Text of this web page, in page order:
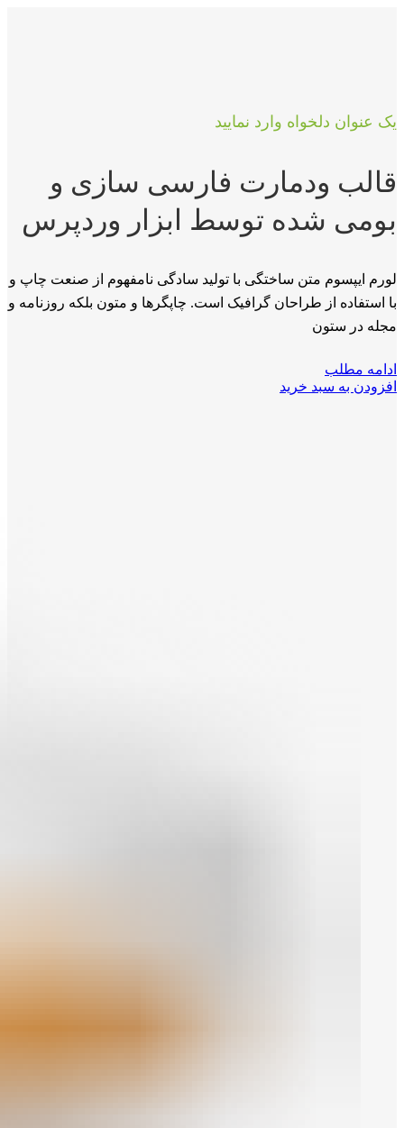
یک عنوان دلخواه وارد نمایید
قالب ودمارت فارسی سازی و
بومی شده توسط ابزار وردپرس
لورم ایپسوم متن ساختگی با تولید سادگی نامفهوم از صنعت چاپ و
با استفاده از طراحان گرافیک است. چاپگرها و متون بلکه روزنامه و
مجله در ستون
ادامه مطلب
افزودن به سبد خرید